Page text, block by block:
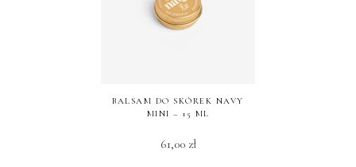
BALSAM DO SKÓREK NAVY
MINI – 15 ML
61,00 zł